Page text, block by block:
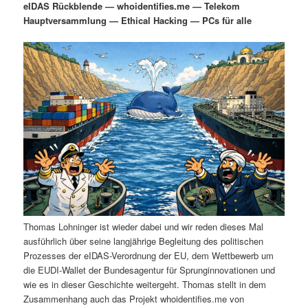
m
ä
r
e
n
I
n
h
a
l
u
n
d
ä
r
e
n
I
n
h
s
n
a
v
i
g
a
t
i
o
n
eIDAS Rückblende — whoidentifies.me — Telekom
Hauptversammlung — Ethical Hacking — PCs für alle
Thomas Lohninger ist wieder dabei und wir reden dieses Mal
ausführlich über seine langjährige Begleitung des politischen
Prozesses der eIDAS-Verordnung der EU, dem Wettbewerb um
die EUDI-Wallet der Bundesagentur für Sprunginnovationen und
wie es in dieser Geschichte weitergeht. Thomas stellt in dem
Zusammenhang auch das Projekt whoidentifies.me von